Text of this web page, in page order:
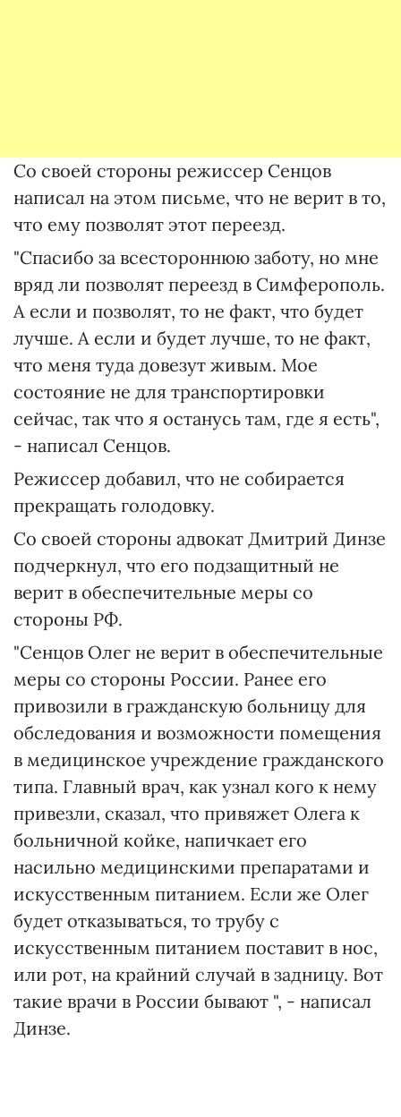
Со своей стороны режиссер Сенцов
написал на этом письме, что не верит в то,
что ему позволят этот переезд.
"Спасибо за всестороннюю заботу, но мне
вряд ли позволят переезд в Симферополь.
А если и позволят, то не факт, что будет
лучше. А если и будет лучше, то не факт,
что меня туда довезут живым. Мое
состояние не для транспортировки
сейчас, так что я останусь там, где я есть",
- написал Сенцов.
Режиссер добавил, что не собирается
прекращать голодовку.
Со своей стороны адвокат Дмитрий Динзе
подчеркнул, что его подзащитный не
верит в обеспечительные меры со
стороны РФ.
"Сенцов Олег не верит в обеспечительные
меры со стороны России. Ранее его
привозили в гражданскую больницу для
обследования и возможности помещения
в медицинское учреждение гражданского
типа. Главный врач, как узнал кого к нему
привезли, сказал, что привяжет Олега к
больничной койке, напичкает его
насильно медицинскими препаратами и
искусственным питанием. Если же Олег
будет отказываться, то трубу с
искусственным питанием поставит в нос,
или рот, на крайний случай в задницу. Вот
такие врачи в России бывают ", - написал
Динзе.